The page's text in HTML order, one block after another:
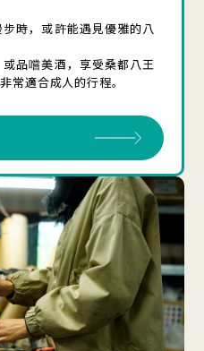
時，或許能遇見優雅的八
品嚐美酒，享受桑都八王
常適合成人的行程。